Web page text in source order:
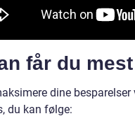
får du
dine
du kan følge: